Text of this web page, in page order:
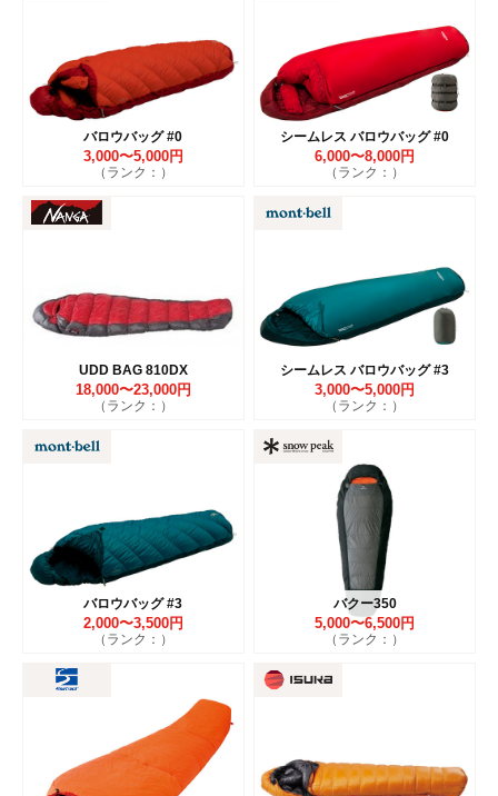
バロウバッグ #0
3,000〜5,000円
（ランク：）
シームレス バロウバッグ #0
6,000〜8,000円
（ランク：）
UDD BAG 810DX
18,000〜23,000円
（ランク：）
シームレス バロウバッグ #3
3,000〜5,000円
（ランク：）
バロウバッグ #3
2,000〜3,500円
（ランク：）
バクー350
5,000〜6,500円
（ランク：）